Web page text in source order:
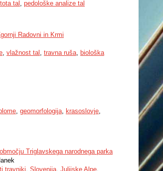
tal, pedološke analize tal
Radovni in Krmi
, vlažnost tal , travna ruša, biološka
, geomorfologija, krasoslovje,
Triglavskega narodnega parka
travniki, Slovenija, Julijske Alpe,